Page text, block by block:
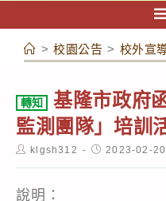
容
> 校園公告 > 校外宣
轉知
基隆市政府
監測團隊」培訓
Postklgsh312
Post2023-02-20
說明：